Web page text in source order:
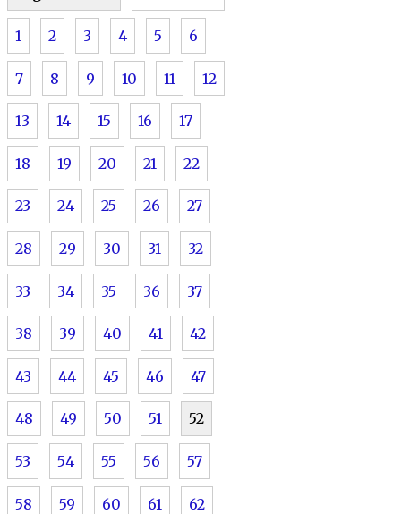
1 2 3 4 5 6
7 8 9 10 11 12
13 14 15 16 17
18 19 20 21 22
23 24 25 26 27
28 29 30 31 32
33 34 35 36 37
38 39 40 41 42
43 44 45 46 47
48 49 50 51 52
53 54 55 56 57
58 59 60 61 62